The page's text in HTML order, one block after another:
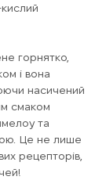
горнятко,
і вона
насичений
смаком
та
Це не лише
рецепторів,